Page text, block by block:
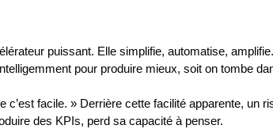
puissant. Elle simplifie, automatise,
pour produire mieux, soit on tombe
facile. » Derrière cette facilité apparente, un
des KPIs, perd sa capacité à penser.